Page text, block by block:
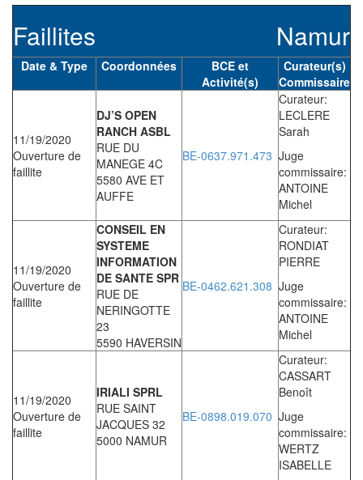
Faillites Namur
Date & Type Coordonnées
BCE et
Activité(s)
Curateur(s)
Commissaire
11/19/2020
Ouverture de
faillite
DJ’S OPEN
RANCH ASBL
RUE DU
MANEGE 4C
5580 AVE ET
AUFFE
BE-0637.971.473
Curateur:
LECLERE
Sarah
Juge
commissaire:
ANTOINE
Michel
11/19/2020
Ouverture de
faillite
CONSEIL EN
SYSTEME
INFORMATION
DE SANTE SPR
RUE DE
NERINGOTTE
23
5590 HAVERSIN
BE-0462.621.308
Curateur:
RONDIAT
PIERRE
Juge
commissaire:
ANTOINE
Michel
11/19/2020
Ouverture de
faillite
IRIALI SPRL
RUE SAINT
JACQUES 32
5000 NAMUR
BE-0898.019.070
Curateur:
CASSART
Benoît
Juge
commissaire:
WERTZ
ISABELLE